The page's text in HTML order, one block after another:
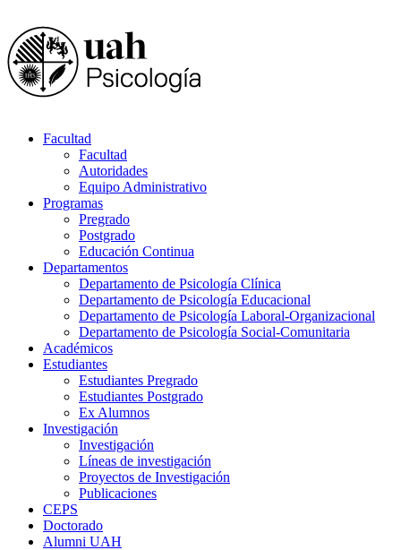
Facultad
Facultad
Autoridades
Equipo Administrativo
Programas
Pregrado
Postgrado
Educación Continua
Departamentos
Departamento de Psicología Clínica
Departamento de Psicología Educacional
Departamento de Psicología Laboral-Organizacional
Departamento de Psicología Social-Comunitaria
Académicos
Estudiantes
Estudiantes Pregrado
Estudiantes Postgrado
Ex Alumnos
Investigación
Investigación
Líneas de investigación
Proyectos de Investigación
Publicaciones
CEPS
Doctorado
Alumni UAH